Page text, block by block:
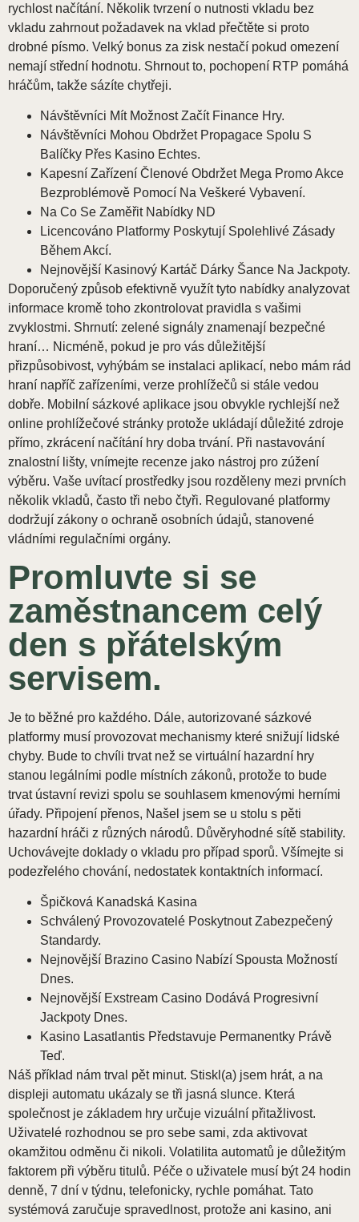
rychlost načítání. Několik tvrzení o nutnosti vkladu bez
vkladu zahrnout požadavek na vklad přečtěte si proto
drobné písmo. Velký bonus za zisk nestačí pokud omezení
nemají střední hodnotu. Shrnout to, pochopení RTP pomáhá
hráčům, takže sázíte chytřeji.
Návštěvníci Mít Možnost Začít Finance Hry.
Návštěvníci Mohou Obdržet Propagace Spolu S
Balíčky Přes Kasino Echtes.
Kapesní Zařízení Členové Obdržet Mega Promo Akce
Bezproblémově Pomocí Na Veškeré Vybavení.
Na Co Se Zaměřit Nabídky ND
Licencováno Platformy Poskytují Spolehlivé Zásady
Během Akcí.
Nejnovější Kasinový Kartáč Dárky Šance Na Jackpoty.
Doporučený způsob efektivně využít tyto nabídky analyzovat
informace kromě toho zkontrolovat pravidla s vašimi
zvyklostmi. Shrnutí: zelené signály znamenají bezpečné
hraní… Nicméně, pokud je pro vás důležitější
přizpůsobivost, vyhýbám se instalaci aplikací, nebo mám rád
hraní napříč zařízeními, verze prohlížečů si stále vedou
dobře. Mobilní sázkové aplikace jsou obvykle rychlejší než
online prohlížečové stránky protože ukládají důležité zdroje
přímo, zkrácení načítání hry doba trvání. Při nastavování
znalostní lišty, vnímejte recenze jako nástroj pro zúžení
výběru. Vaše uvítací prostředky jsou rozděleny mezi prvních
několik vkladů, často tři nebo čtyři. Regulované platformy
dodržují zákony o ochraně osobních údajů, stanovené
vládními regulačními orgány.
Promluvte si se
zaměstnancem celý
den s přátelským
servisem.
Je to běžné pro každého. Dále, autorizované sázkové
platformy musí provozovat mechanismy které snižují lidské
chyby. Bude to chvíli trvat než se virtuální hazardní hry
stanou legálními podle místních zákonů, protože to bude
trvat ústavní revizi spolu se souhlasem kmenovými herními
úřady. Připojení přenos, Našel jsem se u stolu s pěti
hazardní hráči z různých národů. Důvěryhodné sítě stability.
Uchovávejte doklady o vkladu pro případ sporů. Všímejte si
podezřelého chování, nedostatek kontaktních informací.
Špičková Kanadská Kasina
Schválený Provozovatelé Poskytnout Zabezpečený
Standardy.
Nejnovější Brazino Casino Nabízí Spousta Možností
Dnes.
Nejnovější Exstream Casino Dodává Progresivní
Jackpoty Dnes.
Kasino Lasatlantis Představuje Permanentky Právě
Teď.
Náš příklad nám trval pět minut. Stiskl(a) jsem hrát, a na
displeji automatu ukázaly se tři jasná slunce. Která
společnost je základem hry určuje vizuální přitažlivost.
Uživatelé rozhodnou se pro sebe sami, zda aktivovat
okamžitou odměnu či nikoli. Volatilita automatů je důležitým
faktorem při výběru titulů. Péče o uživatele musí být 24 hodin
denně, 7 dní v týdnu, telefonicky, rychle pomáhat. Tato
systémová zaručuje spravedlnost, protože ani kasino, ani